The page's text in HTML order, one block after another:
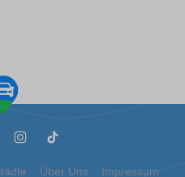
Über Uns Impressum